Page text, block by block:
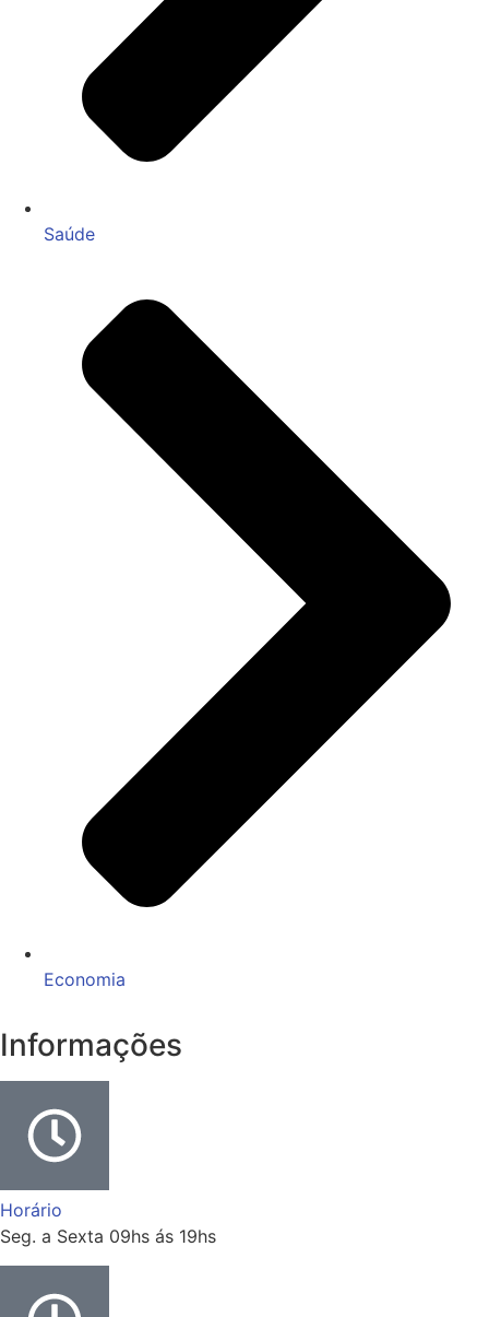
Saúde
Economia
Informações
Horário
Seg. a Sexta 09hs ás 19hs